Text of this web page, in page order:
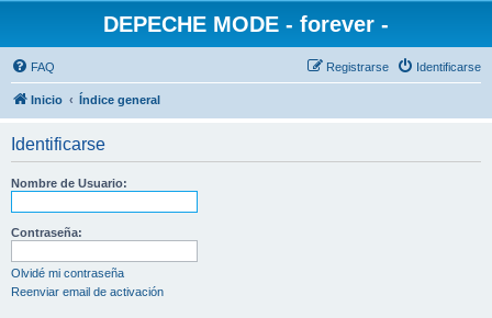
DEPECHE MODE - forever -
FAQ Identificarse
Registrarse
Inicio Índice general
Identificarse
Nombre de Usuario:
Contraseña:
Olvidé mi contraseña
Reenviar email de activación